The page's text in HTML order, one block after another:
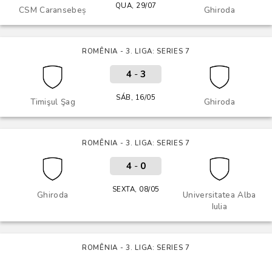
CSM Caransebeș Ghiroda
QUA, 29/07
ROMÊNIA - 3. LIGA: SERIES 7
Timişul Şag Ghiroda
4- 3
SÁB, 16/05
ROMÊNIA - 3. LIGA: SERIES 7
Ghiroda
Universitatea Alba
Iulia
4- 0
SEXTA, 08/05
ROMÊNIA - 3. LIGA: SERIES 7